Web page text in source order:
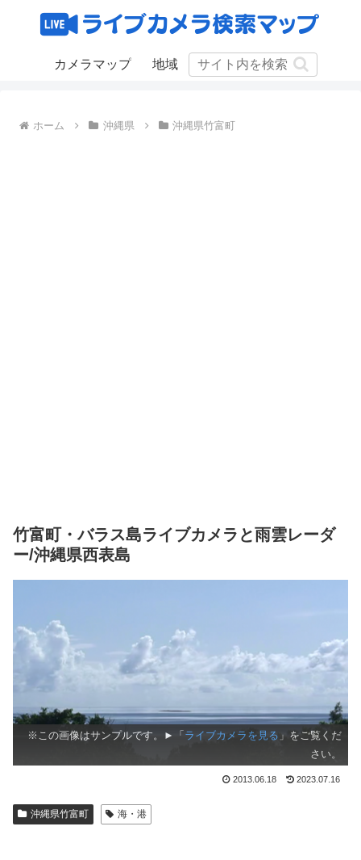
カメラマップ 地域
ホーム 沖縄県 沖縄県竹富町
竹富町・バラス島ライブカメラと雨雲レーダ
ー/沖縄県西表島
※この画像はサンプルです。►「 ライブカメラを見る 」をご覧くだ
さい。
2013.06.18 2023.07.16
沖縄県竹富町 海・港